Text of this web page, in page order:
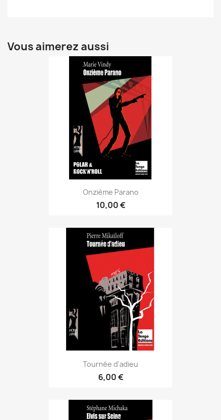
Vous aimerez aussi
Onzième Parano
10,00 €
Tournée d'adieu
6,00 €